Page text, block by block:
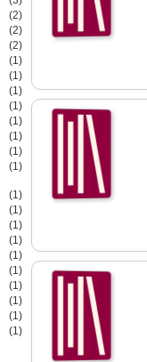
(2)
(2)
(2)
(1)
(1)
(1)
(1)
(1)
(1)
(1)
(1)
(1)
(1)
(1)
(1)
(1)
(1)
(1)
(1)
(1)
(1)